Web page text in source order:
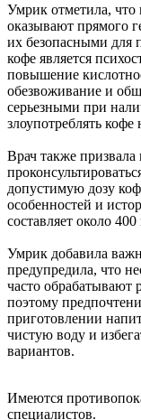
Умрик отметила,
оказывают прямого
их безопасными для
кофе является
повышение
обезвоживание и
серьезными при
злоупотреблять кофе
Врач также призвала
допустимую дозу
особенностей и
составляет около
Умрик добавила
предупредила, что
часто
поэтому
приготовлении
чистую воду и
вариантов.
Имеются
специалистов.